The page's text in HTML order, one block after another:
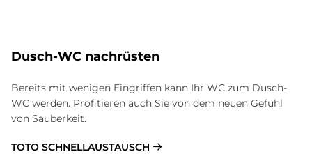
Dusch-WC nachrüsten
Bereits mit wenigen Eingriffen kann Ihr WC zum Dusch-
WC werden. Profitieren auch Sie von dem neuen Gefühl
von Sauberkeit.
TOTO SCHNELLAUSTAUSCH